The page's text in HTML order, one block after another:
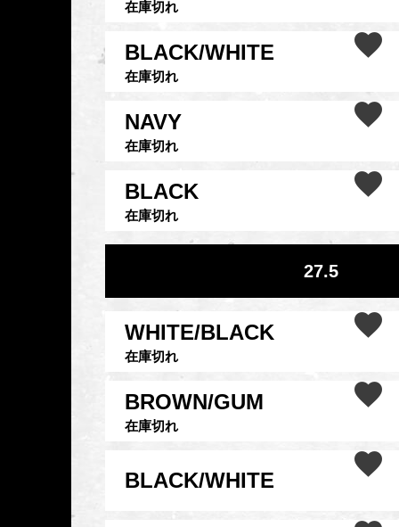
在庫切れ
BLACK/WHITE
在庫切れ
NAVY
在庫切れ
BLACK
在庫切れ
27.5
WHITE/BLACK
在庫切れ
BROWN/GUM
在庫切れ
BLACK/WHITE